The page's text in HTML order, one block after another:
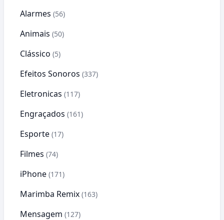
Alarmes (56)
Animais (50)
Clássico (5)
Efeitos Sonoros (337)
Eletronicas (117)
Engraçados (161)
Esporte (17)
Filmes (74)
iPhone (171)
Marimba Remix (163)
Mensagem (127)